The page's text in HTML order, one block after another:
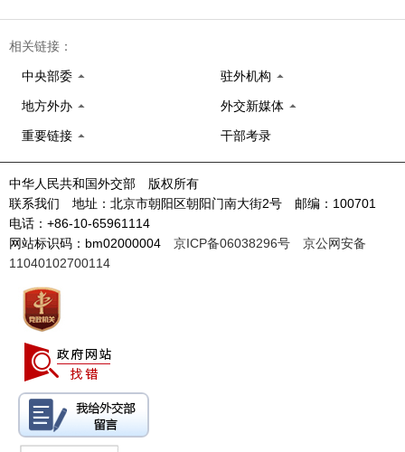
相关链接：
中央部委 驻外机构
地方外办 外交新媒体
重要链接 干部考录
中华人民共和国外交部 版权所有
联系我们 地址：北京市朝阳区朝阳门南大街2号 邮编：100701
电话：+86-10-65961114
网站标识码：bm02000004 京ICP备06038296号
京公网安备
11040102700114